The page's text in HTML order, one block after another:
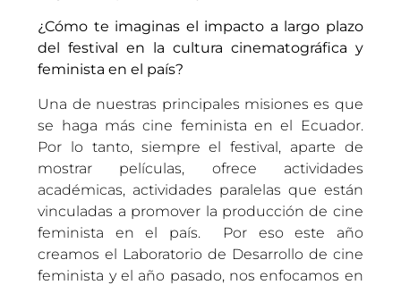
¿Cómo te imaginas el impacto a largo plazo
del festival en la cultura cinematográfica y
feminista en el país?
Una de nuestras principales misiones es que
se haga más cine feminista en el Ecuador.
Por lo tanto, siempre el festival, aparte de
mostrar películas, ofrece actividades
académicas, actividades paralelas que están
vinculadas a promover la producción de cine
feminista en el país. Por eso este año
creamos el Laboratorio de Desarrollo de cine
feminista y el año pasado, nos enfocamos en